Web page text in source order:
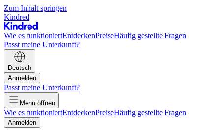
Zum Inhalt springen
Kindred
Wie es funktioniertEntdeckenPreiseHäufig gestellte Fragen
Passt meine Unterkunft?
Deutsch
Anmelden
Passt meine Unterkunft?
Menü öffnen
Wie es funktioniertEntdeckenPreiseHäufig gestellte Fragen
Anmelden